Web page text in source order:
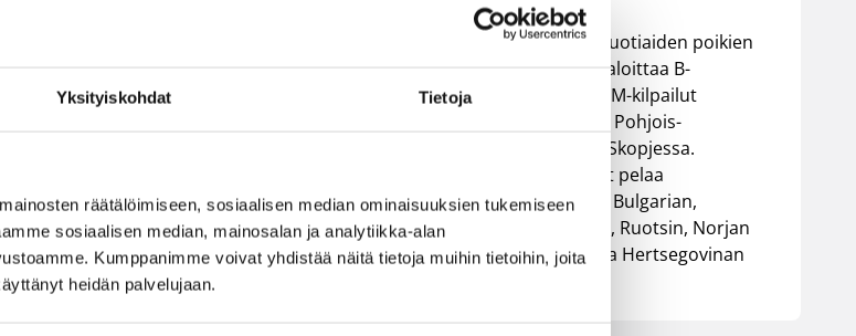
Yksityiskohdat Tietoja
räätälöimiseen, sosiaalisen median ominaisuuksien tukemiseen
sosiaalisen median, mainosalan ja analytiikka-alan
Kumppanimme voivat yhdistää näitä tietoja muihin tietoihin, joita
heidän palvelujaan.
upotti kahden pisteen heiton. Kotijoukkue
heitot eivät uponneet ja Kouvottaret otti
Myös Jones Bell 17/13/6 koriin
Lotta Vesiluoma ja Meri Damoiseaux
Suomen 16-vuotiaiden poikien
maajoukkue aloittaa B-
divisioonan EM-kilpailut
torstaina 6.8. Pohjois-
Makedonian Skopjessa.
Sudenpennut pelaa
alkulohkossa Bulgarian,
Luxemburgin, Ruotsin, Norjan
sekä Bosnia ja Hertsegovinan